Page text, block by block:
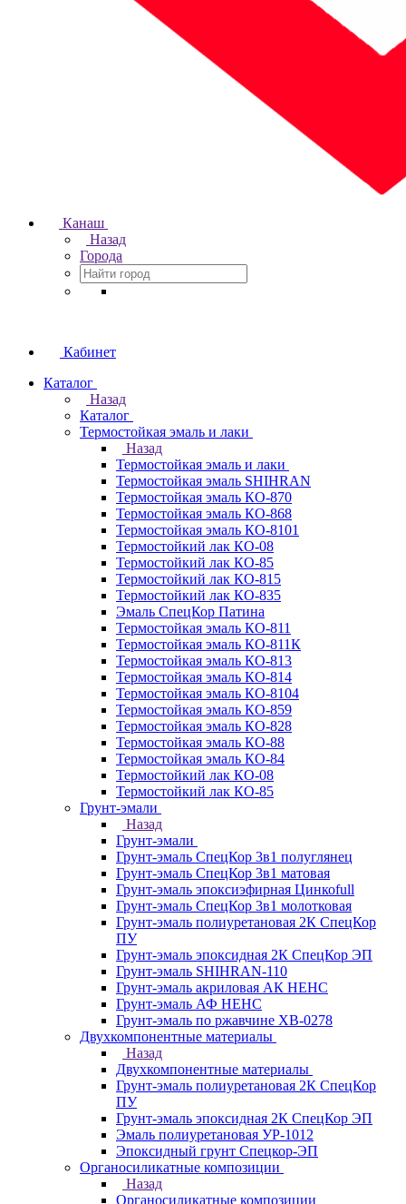
Канаш
Назад
Города
Кабинет
Каталог
Назад
Каталог
Термостойкая эмаль и лаки
Назад
Термостойкая эмаль и лаки
Термостойкая эмаль SHIHRAN
Термостойкая эмаль КО-870
Термостойкая эмаль КО-868
Термостойкая эмаль КО-8101
Термостойкий лак КО-08
Термостойкий лак КО-85
Термостойкий лак КО-815
Термостойкий лак КО-835
Эмаль СпецКор Патина
Термостойкая эмаль КО-811
Термостойкая эмаль КО-811К
Термостойкая эмаль КО-813
Термостойкая эмаль КО-814
Термостойкая эмаль КО-8104
Термостойкая эмаль КО-859
Термостойкая эмаль КО-828
Термостойкая эмаль КО-88
Термостойкая эмаль КО-84
Термостойкий лак КО-08
Термостойкий лак КО-85
Грунт-эмали
Назад
Грунт-эмали
Грунт-эмаль СпецКор 3в1 полуглянец
Грунт-эмаль СпецКор 3в1 матовая
Грунт-эмаль эпоксиэфирная Цинкоfull
Грунт-эмаль СпецКор 3в1 молотковая
Грунт-эмаль полиуретановая 2К СпецКор
ПУ
Грунт-эмаль эпоксидная 2К СпецКор ЭП
Грунт-эмаль SHIHRAN-110
Грунт-эмаль акриловая АК НЕНС
Грунт-эмаль АФ НЕНС
Грунт-эмаль по ржавчине ХВ-0278
Двухкомпонентные материалы
Назад
Двухкомпонентные материалы
Грунт-эмаль полиуретановая 2К СпецКор
ПУ
Грунт-эмаль эпоксидная 2К СпецКор ЭП
Эмаль полиуретановая УР-1012
Эпоксидный грунт Спецкор-ЭП
Органосиликатные композиции
Назад
Органосиликатные композиции